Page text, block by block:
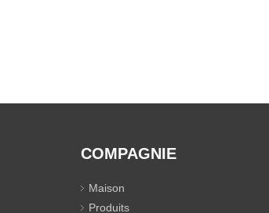
COMPAGNIE
Maison
Produits